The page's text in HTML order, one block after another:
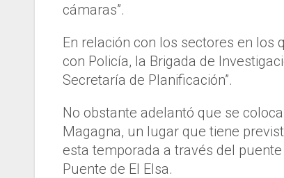
cámaras”.
En relación con los sectores en los
con Policía, la Brigada de
Secretaría de Planificación”.
No obstante adelantó que se
Magagna, un lugar que tiene
esta temporada a través del
Puente de El Elsa.